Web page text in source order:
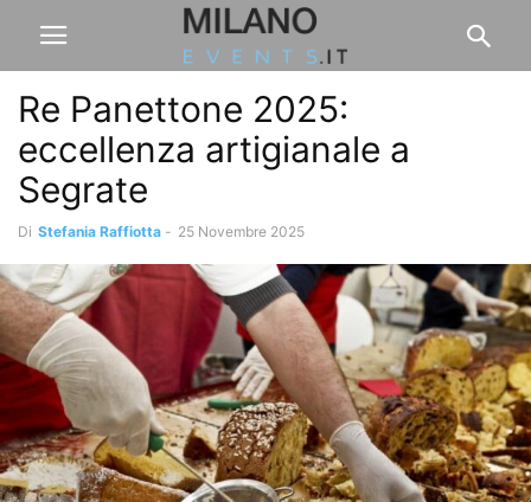
Re Panettone 2025:
eccellenza artigianale a
Segrate
Di Stefania Raffiotta - 25 Novembre 2025